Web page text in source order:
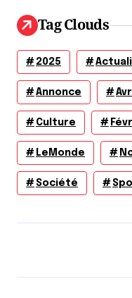
Tag Clouds
2025
Annonce
Culture
LeMonde
Société